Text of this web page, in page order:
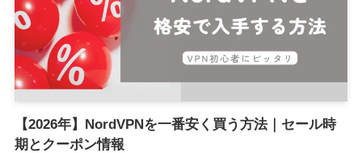
【2026年】NordVPNを一番安く買う方法｜セール時
期とクーポン情報